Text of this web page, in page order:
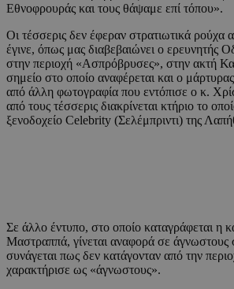
Εθνοφρουράς και τους θάψαμε επί τόπου».
Οι τέσσερις δεν έφεραν στρατιωτικά
έγινε, όπως μας διαβεβαιώνει ο ερευνητής
στην περιοχή «Ασπρόβρυσες», στην ακτή
σημείο στο οποίο αναφέρεται και ο
από άλλη φωτογραφία που εντόπισε ο κ.
από τους τέσσερις διακρίνεται κτήριο το
ξενοδοχείο Celebrity (Σελέμπριντι) της
Σε άλλο έντυπο, στο οποίο καταγράφεται η
Μαστραππά, γίνεται αναφορά σε άγνωστους
συνάγεται πως δεν κατάγονταν από την
χαρακτήρισε ως «άγνωστους».